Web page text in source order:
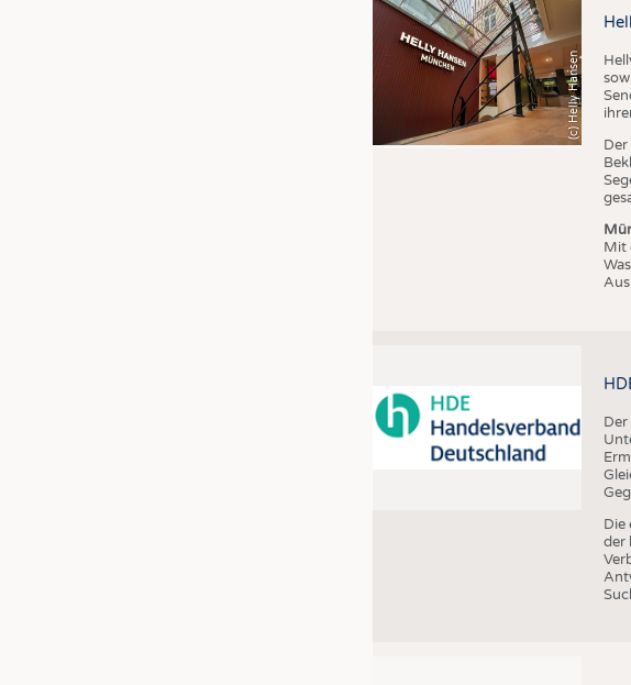
STELLENMARKT
KRÜGER PERSONAL HEADHUNTING
PRAKTIKA & AUSBILDUNGEN (c) Helly Hansen
Mit
Die
der